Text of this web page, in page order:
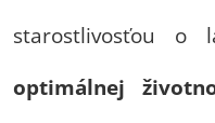
starostlivosťou o
optimálnej